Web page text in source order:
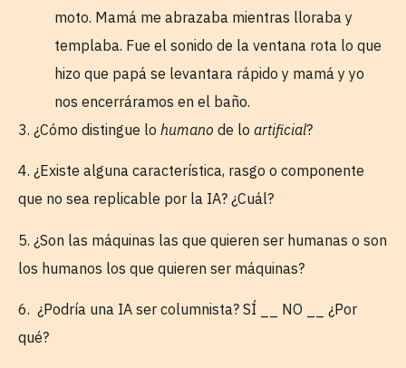
moto. Mamá me abrazaba mientras lloraba y
templaba. Fue el sonido de la ventana rota lo que
hizo que papá se levantara rápido y mamá y yo
nos encerráramos en el baño.
3. ¿Cómo distingue lo humano de lo artificial?
4. ¿Existe alguna característica, rasgo o componente
que no sea replicable por la IA? ¿Cuál?
5. ¿Son las máquinas las que quieren ser humanas o son
los humanos los que quieren ser máquinas?
6. ¿Podría una IA ser columnista? SÍ __ NO __ ¿Por
qué?